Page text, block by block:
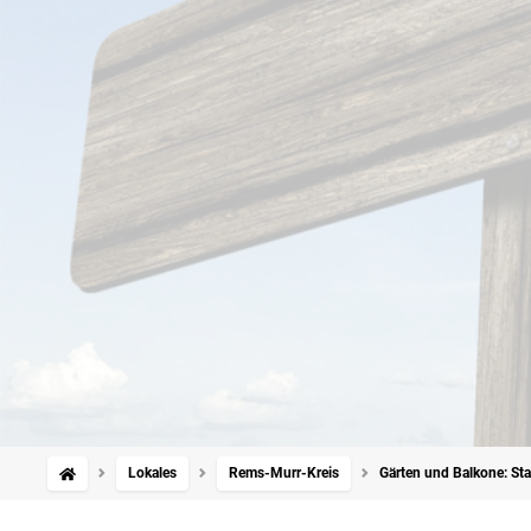
Lokales Rems-Murr-Kreis Gärten und Balkone: